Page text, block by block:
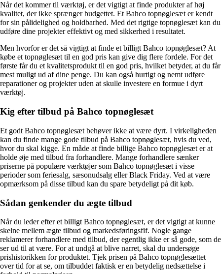
Når det kommer til værktøj, er det vigtigt at finde produkter af høj
kvalitet, der ikke sprænger budgettet. Et Bahco topnøglesæt er kendt
for sin pålidelighed og holdbarhed. Med det rigtige topnøglesæt kan du
udføre dine projekter effektivt og med sikkerhed i resultatet.
Men hvorfor er det så vigtigt at finde et billigt Bahco topnøglesæt? At
købe et topnøglesæt til en god pris kan give dig flere fordele. For det
første får du et kvalitetsprodukt til en god pris, hvilket betyder, at du får
mest muligt ud af dine penge. Du kan også hurtigt og nemt udføre
reparationer og projekter uden at skulle investere en formue i dyrt
værktøj.
Kig efter tilbud på Bahco topnøglesæt
Et godt Bahco topnøglesæt behøver ikke at være dyrt. I virkeligheden
kan du finde mange gode tilbud på Bahco topnøglesæt, hvis du ved,
hvor du skal kigge. En måde at finde billige Bahco topnøglesæt er at
holde øje med tilbud fra forhandlere. Mange forhandlere sænker
priserne på populære værktøjer som Bahco topnøglesæt i visse
perioder som feriesalg, sæsonudsalg eller Black Friday. Ved at være
opmærksom på disse tilbud kan du spare betydeligt på dit køb.
Sådan genkender du ægte tilbud
Når du leder efter et billigt Bahco topnøglesæt, er det vigtigt at kunne
skelne mellem ægte tilbud og markedsføringsfif. Nogle gange
reklamerer forhandlere med tilbud, der egentlig ikke er så gode, som de
ser ud til at være. For at undgå at blive narret, skal du undersøge
prishistorikken for produktet. Tjek prisen på Bahco topnøglesættet
over tid for at se, om tilbuddet faktisk er en betydelig nedsættelse i